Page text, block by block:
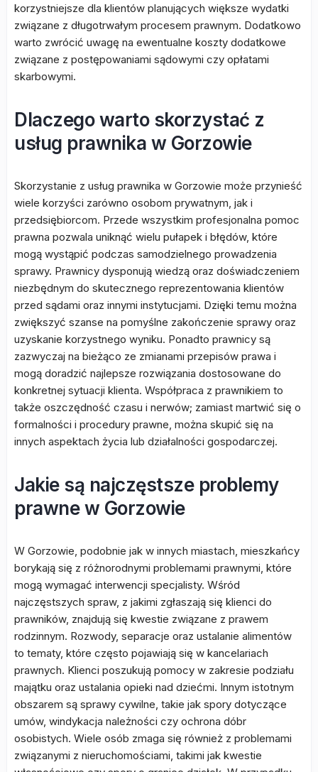
korzystniejsze dla klientów planujących większe wydatki
związane z długotrwałym procesem prawnym. Dodatkowo
warto zwrócić uwagę na ewentualne koszty dodatkowe
związane z postępowaniami sądowymi czy opłatami
skarbowymi.
Dlaczego warto skorzystać z
usług prawnika w Gorzowie
Skorzystanie z usług prawnika w Gorzowie może przynieść
wiele korzyści zarówno osobom prywatnym, jak i
przedsiębiorcom. Przede wszystkim profesjonalna pomoc
prawna pozwala uniknąć wielu pułapek i błędów, które
mogą wystąpić podczas samodzielnego prowadzenia
sprawy. Prawnicy dysponują wiedzą oraz doświadczeniem
niezbędnym do skutecznego reprezentowania klientów
przed sądami oraz innymi instytucjami. Dzięki temu można
zwiększyć szanse na pomyślne zakończenie sprawy oraz
uzyskanie korzystnego wyniku. Ponadto prawnicy są
zazwyczaj na bieżąco ze zmianami przepisów prawa i
mogą doradzić najlepsze rozwiązania dostosowane do
konkretnej sytuacji klienta. Współpraca z prawnikiem to
także oszczędność czasu i nerwów; zamiast martwić się o
formalności i procedury prawne, można skupić się na
innych aspektach życia lub działalności gospodarczej.
Jakie są najczęstsze problemy
prawne w Gorzowie
W Gorzowie, podobnie jak w innych miastach, mieszkańcy
borykają się z różnorodnymi problemami prawnymi, które
mogą wymagać interwencji specjalisty. Wśród
najczęstszych spraw, z jakimi zgłaszają się klienci do
prawników, znajdują się kwestie związane z prawem
rodzinnym. Rozwody, separacje oraz ustalanie alimentów
to tematy, które często pojawiają się w kancelariach
prawnych. Klienci poszukują pomocy w zakresie podziału
majątku oraz ustalania opieki nad dziećmi. Innym istotnym
obszarem są sprawy cywilne, takie jak spory dotyczące
umów, windykacja należności czy ochrona dóbr
osobistych. Wiele osób zmaga się również z problemami
związanymi z nieruchomościami, takimi jak kwestie